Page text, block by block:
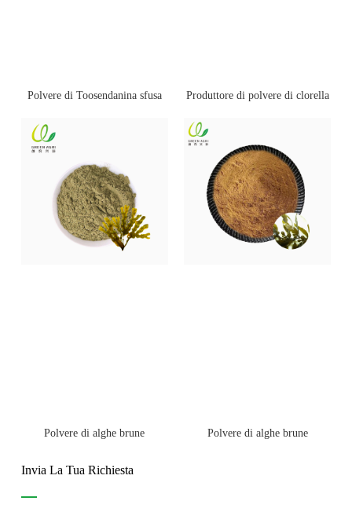
Polvere di Toosendanina sfusa Produttore di polvere di clorella
Polvere di alghe brune Polvere di alghe brune
Invia La Tua Richiesta